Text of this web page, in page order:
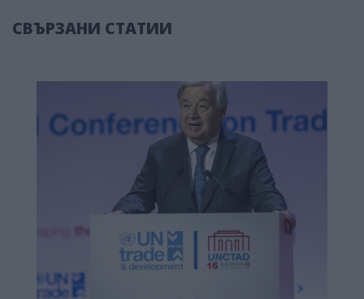
СВЪРЗАНИ СТАТИИ